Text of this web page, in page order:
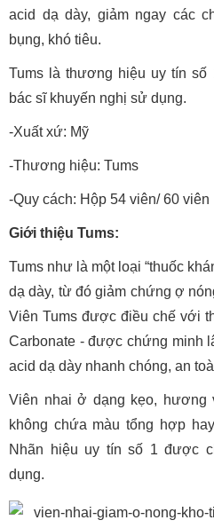
acid dạ dày, giảm ngay các
bụng, khó tiêu.
Tums là thương hiệu uy tín số
bác sĩ khuyến nghị sử dụng.
-Xuất xứ: Mỹ
-Thương hiệu: Tums
-Quy cách: Hộp 54 viên/ 60 viên
Giới thiệu Tums:
Tums như là một loại “thuốc
dạ dày, từ đó giảm chứng ợ
Viên Tums được điều chế với
Carbonate - được chứng minh
acid dạ dày nhanh chóng, an
Viên nhai ở dạng kẹo, hương
không chứa màu tổng hợp
Nhãn hiệu uy tín số 1 được
dụng.